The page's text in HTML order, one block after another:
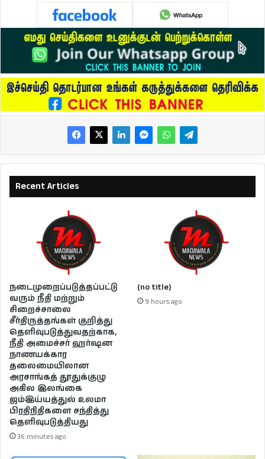
Recent Articles
நடைமுறைப்படுத்தப்பட்டு
வரும் நீதி மற்றும்
சிறைச்சாலை
சீர்திருத்தங்கள் குறித்து
தெளிவுபடுத்துவதற்காக,
நீதி அமைச்சர் ஹர்ஷன
நாணயக்கார
தலைமையிலான
அரசாங்கத் தூதுக்குழு
அகில இலங்கை
ஜம்இய்யத்துல் உலமா
பிரதிநிதிகளை சந்தித்து
தெளிவுபடுத்தியது
36 minutes ago
(no title)
9 hours ago